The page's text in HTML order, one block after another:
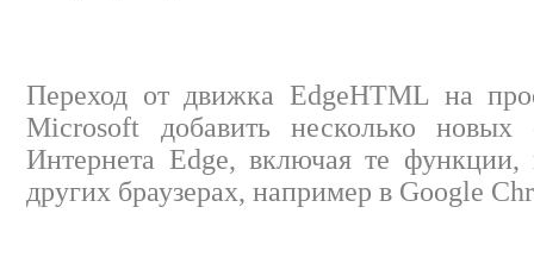
Переход от движка EdgeHTML на
Microsoft добавить несколько новых
Интернета Edge, включая те
других браузерах, например в Google